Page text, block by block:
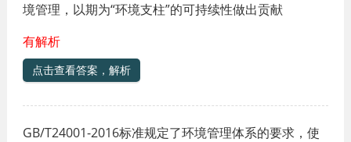
境管理，以期为“环境支柱”的可持续性做出贡献
有解析
点击查看答案，解析
GB/T24001-2016标准规定了环境管理体系的要求，使